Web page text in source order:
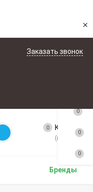
×
Заказать звонок
0 Корзина
(пусто)
Бренды
0
0
0